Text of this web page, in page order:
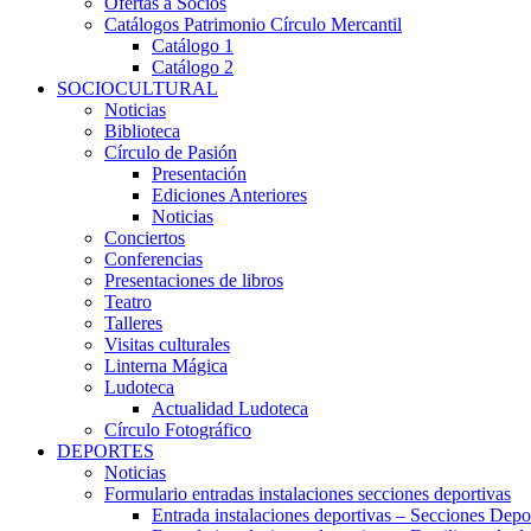
Catálogos Patrimonio Círculo Mercantil
Catálogo 1
Catálogo 2
SOCIOCULTURAL
Noticias
Biblioteca
Círculo de Pasión
Presentación
Ediciones Anteriores
Noticias
Conciertos
Conferencias
Presentaciones de libros
Teatro
Talleres
Visitas culturales
Linterna Mágica
Ludoteca
Actualidad Ludoteca
Círculo Fotográfico
DEPORTES
Noticias
Formulario entradas instalaciones secciones deportivas
Entrada instalaciones deportivas – Secciones